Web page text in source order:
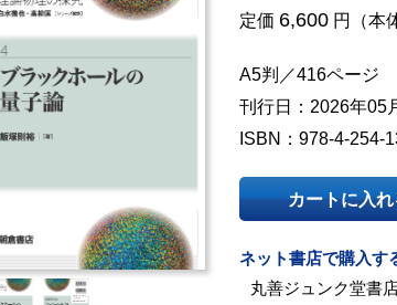
定価 6,600 円（本
A5判／416ページ
刊行日：2026年05
ISBN：978-4-
カートに入れ
ネット書店で購入す
丸善ジュンク堂書